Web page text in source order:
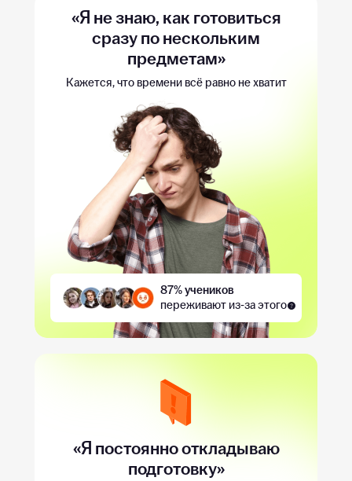
«Я не знаю, как готовиться
сразу по нескольким
предметам»
«Я постоянно откладываю
подготовку»
Кажется, что времени всё равно не хватит
87% учеников
переживают из-за этого